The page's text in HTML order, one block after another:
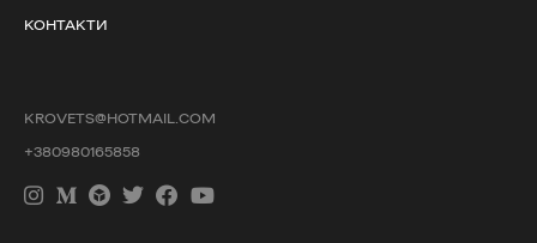
КОНТАКТИ
KROVETS@HOTMAIL.COM
+380980165858